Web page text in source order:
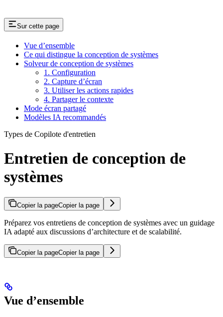
Sur cette page
Vue d’ensemble
Ce qui distingue la conception de systèmes
Solveur de conception de systèmes
1. Configuration
2. Capture d’écran
3. Utiliser les actions rapides
4. Partager le contexte
Mode écran partagé
Modèles IA recommandés
Types de Copilote d'entretien
Entretien de conception de
systèmes
Copier la pageCopier la page
Préparez vos entretiens de conception de systèmes avec un guidage
IA adapté aux discussions d’architecture et de scalabilité.
Copier la pageCopier la page
Vue d’ensemble